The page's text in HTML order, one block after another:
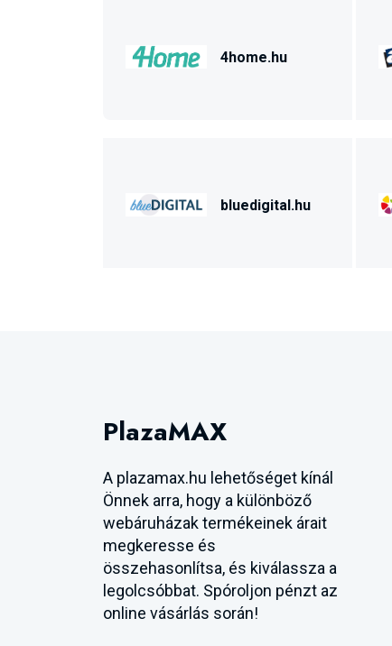
4home.hu
bluedigital.hu
PlazaMAX
A plazamax.hu lehetőséget kínál
Önnek arra, hogy a különböző
webáruházak termékeinek árait
megkeresse és
összehasonlítsa, és kiválassza a
legolcsóbbat. Spóroljon pénzt az
online vásárlás során!